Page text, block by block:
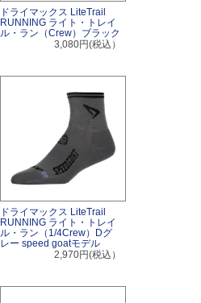
ドライマックス LiteTrail
RUNNING ライト・トレイ
ル・ラン（Crew）ブラック
3,080円(税込）
ドライマックス LiteTrail
RUNNING ライト・トレイ
ル・ラン（1/4Crew）Dグ
レー speed goatモデル
2,970円(税込）